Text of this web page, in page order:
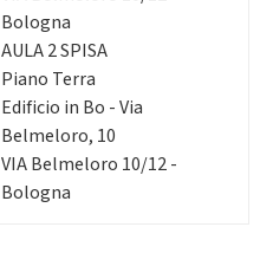
Bologna
AULA 2 SPISA
Piano Terra
Edificio in Bo - Via
Belmeloro, 10
VIA Belmeloro 10/12 -
Bologna